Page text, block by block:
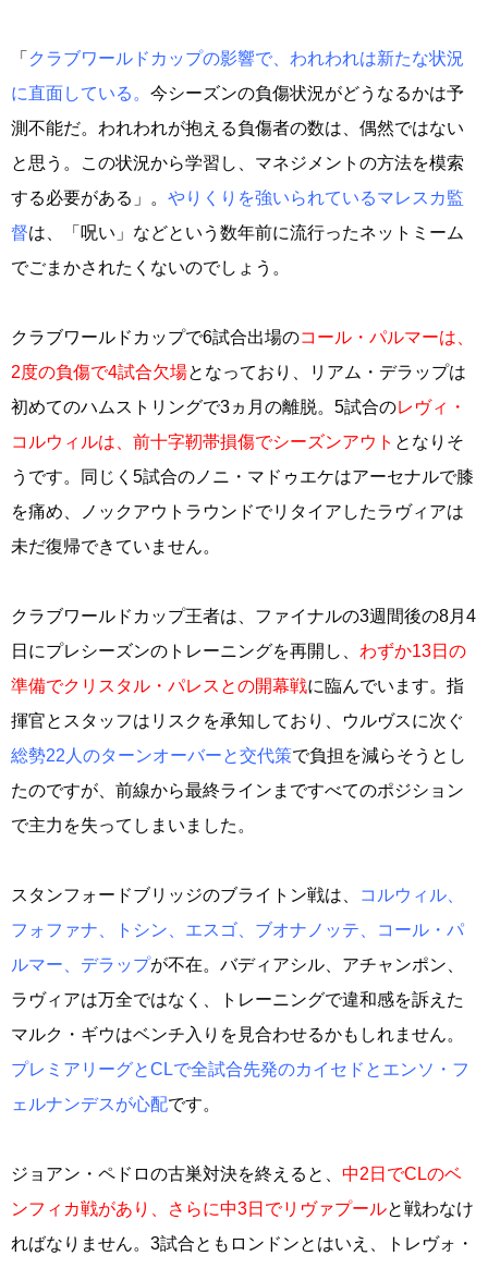
「 クラブワールドカップの影響で、われわれは新たな状況
に直面している。 今シーズンの負傷状況がどうなるかは予
測不能だ。われわれが抱える負傷者の数は、偶然ではない
と思う。この状況から学習し、マネジメントの方法を模索
する必要がある」。 やりくりを強いられているマレスカ監
督は、「呪い」などという数年前に流行ったネットミーム
でごまかされたくないのでしょう。
クラブワールドカップで6試合出場のコール・パルマーは、
2度の負傷で4試合欠場となっており、リアム・デラップは
初めてのハムストリングで3ヵ月の離脱。5試合のレヴィ・
コルウィルは、前十字靭帯損傷でシーズンアウト となりそ
うです。同じく5試合のノニ・マドゥエケはアーセナルで膝
を痛め、ノックアウトラウンドでリタイアしたラヴィアは
未だ復帰できていません。
クラブワールドカップ王者は、ファイナルの3週間後の8月4
日にプレシーズンのトレーニングを再開し、 わずか13日の
準備でクリスタル・パレスとの開幕戦に臨んでいます。指
揮官とスタッフはリスクを承知しており、ウルヴスに次ぐ
総勢22人のターンオーバーと交代策で負担を減らそうとし
たのですが、前線から最終ラインまですべてのポジション
で主力を失ってしまいました。
スタンフォードブリッジのブライトン戦は、
コルウィル、
フォファナ、トシン、エスゴ、ブオナノッテ、コール・パ
ルマー、デラップが不在。バディアシル、アチャンポン、
ラヴィアは万全ではなく、トレーニングで違和感を訴えた
マルク・ギウはベンチ入りを見合わせるかもしれません。
プレミアリーグとCLで全試合先発のカイセドとエンソ・フ
ェルナンデスが心配です。
ジョアン・ペドロの古巣対決を終えると、 中2日でCLのベ
ンフィカ戦があり、さらに中3日でリヴァプールと戦わなけ
ればなりません。3試合ともロンドンとはいえ、トレヴォ・